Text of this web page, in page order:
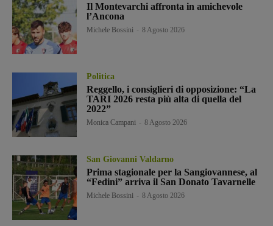
Il Montevarchi affronta in amichevole
l’Ancona
Michele Bossini 8 Agosto 2026
Politica
Reggello, i consiglieri di opposizione: “La
TARI 2026 resta più alta di quella del
2022”
Monica Campani 8 Agosto 2026
San Giovanni Valdarno
Prima stagionale per la Sangiovannese, al
“Fedini” arriva il San Donato Tavarnelle
Michele Bossini 8 Agosto 2026